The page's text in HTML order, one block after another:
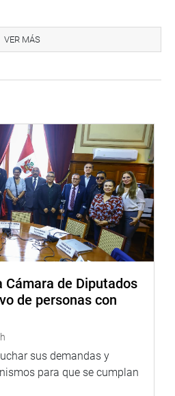
146 pertenecen al régimen
el 15.6 %. Este grupo,
la motivación y dificulta
aprobado autoriza al
Finanzas a realizar un estudio
escala salarial financiada
institucional de Cofopri,
al tesoro público.
Ley N.° 11266/2024-CR,
recordó que la entidad ha
calidad de vida de casi 12
seguridad jurídica
su acceso al sistema
de desastres como los
(bancada BDP), autor del
VER MÁS
Cámara de Diputados
de personas con
sus demandas y
para que se cumplan